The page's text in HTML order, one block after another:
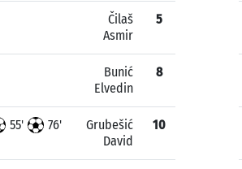
Čilaš
Asmir
5
Bunić
Elvedin
8
55' 76'
Grubešić
David
10